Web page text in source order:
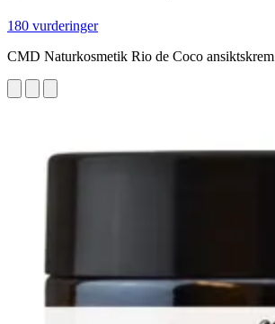
180 vurderinger
CMD Naturkosmetik Rio de Coco ansiktskrem